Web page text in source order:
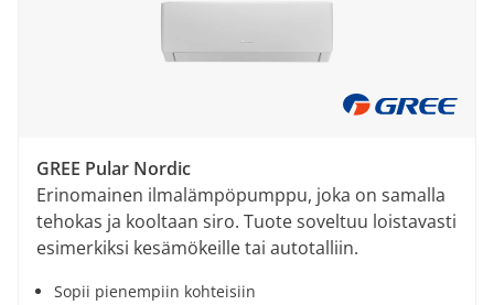
GREE Pular Nordic
Erinomainen ilmalämpöpumppu, joka on samalla
tehokas ja kooltaan siro. Tuote soveltuu loistavasti
esimerkiksi kesämökeille tai autotalliin.
Sopii pienempiin kohteisiin